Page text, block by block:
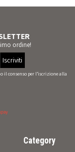
ordine!
Iscriviti
il consenso per l’iscrizione alla
Category